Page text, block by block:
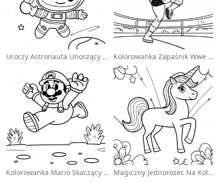
Uroczy Astronauta Unoszący Się W Kosmosie - Kolorowanka Kolorowanka Zapaśnik Wwe Skaczący Na Przeciwnika
Kolorowanka Mario Skaczący Nad Goombami Magiczny Jednorożec Na Kolorowance Z Tęczą